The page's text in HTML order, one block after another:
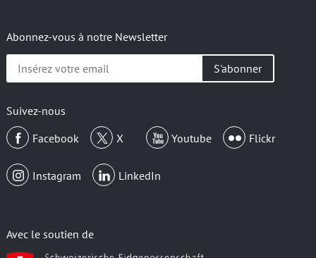
Abonnez-vous à notre Newsletter
Insérez
votre
Suivez-nous
Facebook
X Youtube Flickr
Instagram LinkedIn
Avec le soutien de